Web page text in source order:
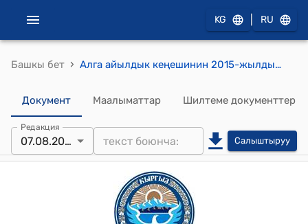
KG RU
Башкы бет › Алга айылдык кеңешинин 2015-жылдын 07-августундагы №13 "Алга айыл өкмөтунун борборундагы курулуп жаткан кичи спорттук аянтча жөнүндө" токтому
Документ Маалыматтар Шилтеме документтер
Редакция
07.08.2015 Салыштыруу